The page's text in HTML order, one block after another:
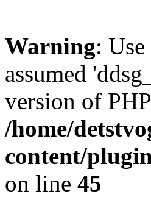
Warning:
assumed
version of
/home/
content/
on line 45